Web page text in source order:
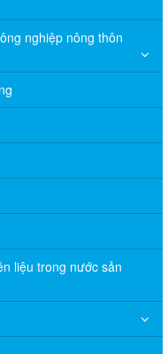
nghiệp nông thôn
liệu trong nước sản